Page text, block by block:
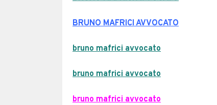
BRUNO MAFRICI AVVOCATO
bruno mafrici avvocato
bruno mafrici avvocato
bruno mafrici avvocato